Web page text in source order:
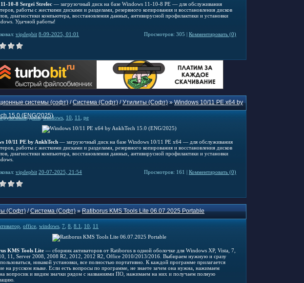
10-8 Sergei Strelec — загрузочный диск на базе Windows 11-10-8 PE — для обслуживания
работы с жесткими дисками и разделами, резервного копирования и восстановления дисков
диагностики компьютера, восстановления данных, антивирусной профилактики и установки
Удачной работы!
vipdepbit 8-09-2025, 01:01 Просмотров: 305 | Комментировать (0)
системы (софт)/Система (Софт)/Утилиты (Софт)»Windows 10/11 PE x64 by
15.0 (ENG/2025)
,диск,windows 10 11 pe
10/11 PE by AnkhTech — загрузочный диск на базе Windows 10/11 PE x64 — для обслуживания
работы с жесткими дисками и разделами, резервного копирования и восстановления дисков
диагностики компьютера, восстановления данных, антивирусной профилактики и установки
vipdepbit 20-07-2025, 21:54 Просмотров: 161 | Комментировать (0)
(Софт)/Система (Софт)»Ratiborus KMS Tools Lite 06.07.2025 Portable
office windows 7 8 8.1 10 11
KMS Tools Lite — сборник активаторов от Ratiborus в одной оболочке для Windows XP, Vista, 7,
11, Server 2008, 2008 R2, 2012, 2012 R2, Office 2010/2013/2016. Выбираем нужную и сразу
никакой установки, все полностью портативно. К каждой программе прилагается
на русском языке. Если есть вопросы по программе, не знаете зачем она нужна, нажимаем
вопросик и видим значки рядом с названиями ПО, нажимаем на них и получаем полную